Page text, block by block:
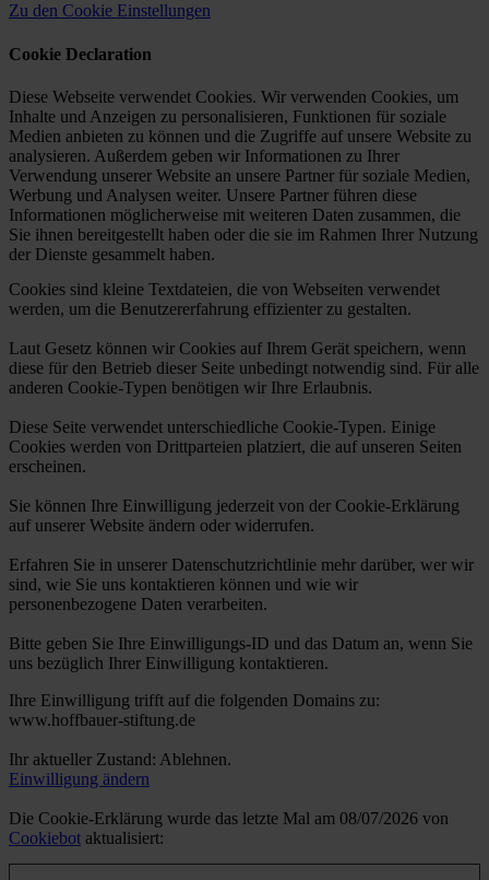
Zu den Cookie Einstellungen
Cookie Declaration
Diese Webseite verwendet Cookies. Wir verwenden Cookies, um
Inhalte und Anzeigen zu personalisieren, Funktionen für soziale
Medien anbieten zu können und die Zugriffe auf unsere Website zu
analysieren. Außerdem geben wir Informationen zu Ihrer
Verwendung unserer Website an unsere Partner für soziale Medien,
Werbung und Analysen weiter. Unsere Partner führen diese
Informationen möglicherweise mit weiteren Daten zusammen, die
Sie ihnen bereitgestellt haben oder die sie im Rahmen Ihrer Nutzung
der Dienste gesammelt haben.
Cookies sind kleine Textdateien, die von Webseiten verwendet
werden, um die Benutzererfahrung effizienter zu gestalten.
Laut Gesetz können wir Cookies auf Ihrem Gerät speichern, wenn
diese für den Betrieb dieser Seite unbedingt notwendig sind. Für alle
anderen Cookie-Typen benötigen wir Ihre Erlaubnis.
Diese Seite verwendet unterschiedliche Cookie-Typen. Einige
Cookies werden von Drittparteien platziert, die auf unseren Seiten
erscheinen.
Sie können Ihre Einwilligung jederzeit von der Cookie-Erklärung
auf unserer Website ändern oder widerrufen.
Erfahren Sie in unserer Datenschutzrichtlinie mehr darüber, wer wir
sind, wie Sie uns kontaktieren können und wie wir
personenbezogene Daten verarbeiten.
Bitte geben Sie Ihre Einwilligungs-ID und das Datum an, wenn Sie
uns bezüglich Ihrer Einwilligung kontaktieren.
Ihre Einwilligung trifft auf die folgenden Domains zu:
www.hoffbauer-stiftung.de
Ihr aktueller Zustand: Ablehnen.
Einwilligung ändern
Die Cookie-Erklärung wurde das letzte Mal am 08/07/2026 von
Cookiebot aktualisiert: